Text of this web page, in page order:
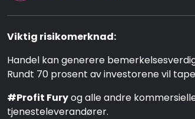
Viktig risikomerknad:
Handel kan generere
Rundt 70 prosent av investorene vil
#Profit Furyog alle andre
tjenesteleverandører.